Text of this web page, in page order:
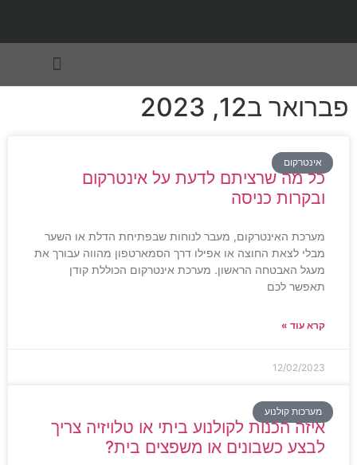
פברואר ב12, 2023
אינטרקום
כל מה שרציתם לדעת על אינטרקום
ובקרות כניסה
מערכת האינטרקום, מעבר לנוחות שבפתיחת הדלת או השער
מבלי לצאת החוצה או אפילו דרך הסמארטפון מהווה עבורך את
מעגל האבטחה הראשון. מערכת אינטרקום הכוללת קודן
תאפשר לכם
קרא עוד »
12/02/2023
מערכות קולנוע
איזה הכנות לקולנוע ביתי או טלויזיה צריך
לבצע כשבונים או משפצים בית?